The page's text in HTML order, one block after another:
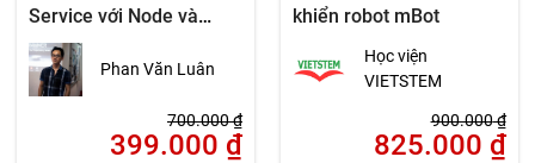
Service với Node và
Express
Phan Văn Luân
700.000₫
399.000 ₫
khiển robot mBot
Học viện
VIETSTEM
900.000₫
825.000 ₫